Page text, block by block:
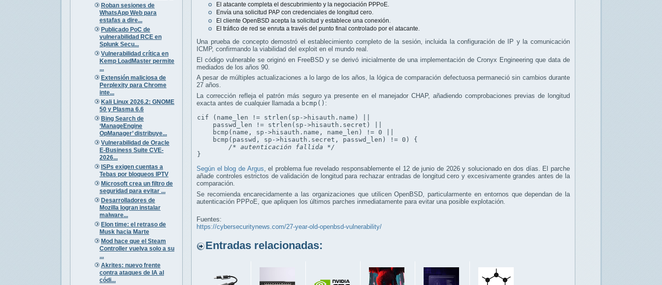
Roban sesiones de
WhatsApp Web para
estafas a dire...
Publicado PoC de
vulnerabilidad RCE en
Splunk Secu...
Vulnerabilidad crítica en
Kemp LoadMaster permite
...
Extensión maliciosa de
Perplexity para Chrome
inte...
Kali Linux 2026.2: GNOME
50 y Plasma 6.6
Bing Search de
‘ManageEngine
OpManager’ distribuye...
Vulnerabilidad de Oracle
E-Business Suite CVE-
2026...
ISPs exigen cuentas a
Tebas por bloqueos IPTV
Microsoft crea un filtro de
seguridad para evitar ...
Desarrolladores de
Mozilla logran instalar
malware...
Elon time: el retraso de
Musk hacia Marte
Mod hace que el Steam
Controller vuelva solo a su
...
Akrites: nuevo frente
contra ataques de IA al
códi...
El atacante completa el descubrimiento y la negociación PPPoE.
Envía una solicitud PAP con credenciales de longitud cero.
El cliente OpenBSD acepta la solicitud y establece una conexión.
El tráfico de red se enruta a través del punto final controlado por el atacante.
Una prueba de concepto demostró el establecimiento completo de la sesión, incluida la configuración de IP y la comunicación
ICMP, confirmando la viabilidad del exploit en el mundo real.
El código vulnerable se originó en FreeBSD y se derivó inicialmente de una implementación de Cronyx Engineering que data de
mediados de los años 90.
A pesar de múltiples actualizaciones a lo largo de los años, la lógica de comparación defectuosa permaneció sin cambios durante
27 años.
La corrección refleja el patrón más seguro ya presente en el manejador CHAP, añadiendo comprobaciones previas de longitud
exacta antes de cualquier llamada a bcmp() :
cif (name_len != strlen(sp->hisauth.name) ||
    passwd_len != strlen(sp->hisauth.secret) ||
    bcmp(name, sp->hisauth.name, name_len) != 0 ||
    bcmp(passwd, sp->hisauth.secret, passwd_len) != 0) {
/* autenticación fallida */
}
Según el blog de Argus, el problema fue revelado responsablemente el 12 de junio de 2026 y solucionado en dos días. El parche
añade controles estrictos de validación de longitud para rechazar entradas de longitud cero y excesivamente grandes antes de la
comparación.
Se recomienda encarecidamente a las organizaciones que utilicen OpenBSD, particularmente en entornos que dependan de la
autenticación PPPoE, que apliquen los últimos parches inmediatamente para evitar una posible explotación.
Fuentes:
https://cybersecuritynews.com/27-year-old-openbsd-vulnerability/
Entradas relacionadas: